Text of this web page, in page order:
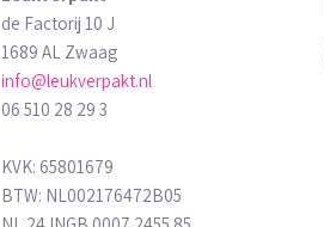
de Factorij 10 J
1689 AL Zwaag
info@leukverpakt.nl
06 510 28 29 3
KVK: 65801679
BTW: NL002176472B05